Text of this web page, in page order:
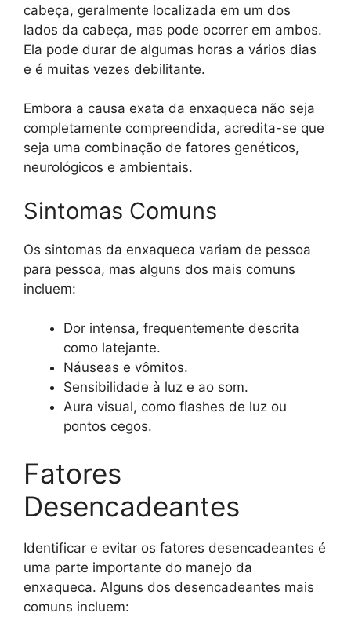
cabeça, geralmente localizada em um dos
lados da cabeça, mas pode ocorrer em ambos.
Ela pode durar de algumas horas a vários dias
e é muitas vezes debilitante.
Embora a causa exata da enxaqueca não seja
completamente compreendida, acredita-se que
seja uma combinação de fatores genéticos,
neurológicos e ambientais.
Sintomas Comuns
Os sintomas da enxaqueca variam de pessoa
para pessoa, mas alguns dos mais comuns
incluem:
Dor intensa, frequentemente descrita
como latejante.
Náuseas e vômitos.
Sensibilidade à luz e ao som.
Aura visual, como flashes de luz ou
pontos cegos.
Fatores
Desencadeantes
Identificar e evitar os fatores desencadeantes é
uma parte importante do manejo da
enxaqueca. Alguns dos desencadeantes mais
comuns incluem: